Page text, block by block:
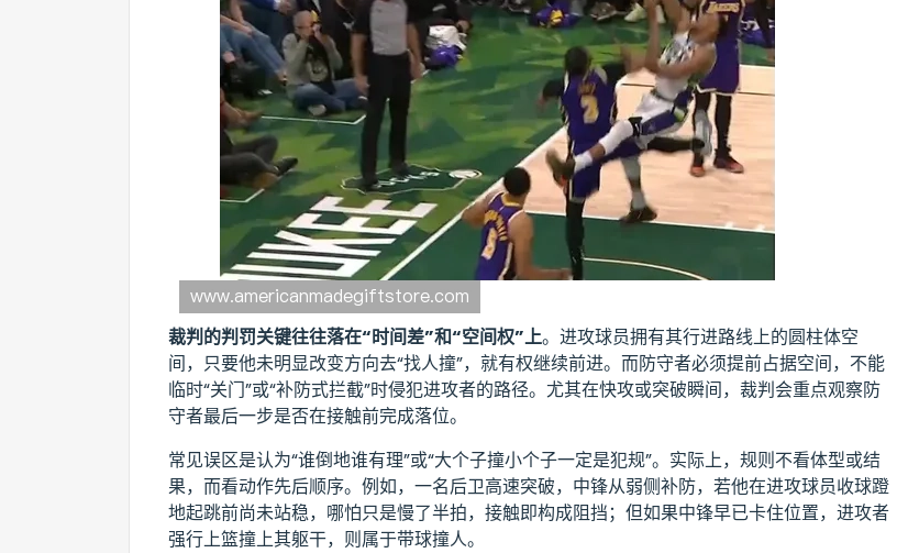
裁判的判罚关键往往落在“时间差”和“空间权”上。进攻球员拥有其行进路线上的圆柱体空
间，只要他未明显改变方向去“找人撞”，就有权继续前进。而防守者必须提前占据空间，不能
临时“关门”或“补防式拦截”时侵犯进攻者的路径。尤其在快攻或突破瞬间，裁判会重点观察防
守者最后一步是否在接触前完成落位。
常见误区是认为“谁倒地谁有理”或“大个子撞小个子一定是犯规”。实际上，规则不看体型或结
果，而看动作先后顺序。例如，一名后卫高速突破，中锋从弱侧补防，若他在进攻球员收球蹬
地起跳前尚未站稳，哪怕只是慢了半拍，接触即构成阻挡；但如果中锋早已卡住位置，进攻者
强行上篮撞上其躯干，则属于带球撞人。